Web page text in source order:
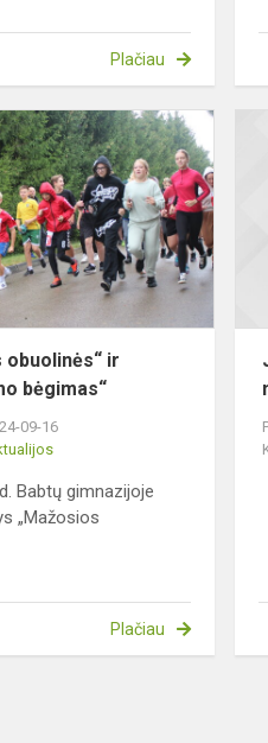
Plačiau
ir
obuolinės“ ir
bėgimas“
09-16
Babtų gimnazijoje
„Mažosios
Plačiau